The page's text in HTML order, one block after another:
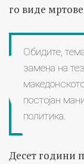
го виде
Обидите,
замена на
постојан
политика.
Десет години